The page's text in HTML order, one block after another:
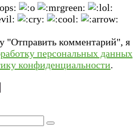
"Отправить комментарий", я
персональных данных
конфиденциальности.